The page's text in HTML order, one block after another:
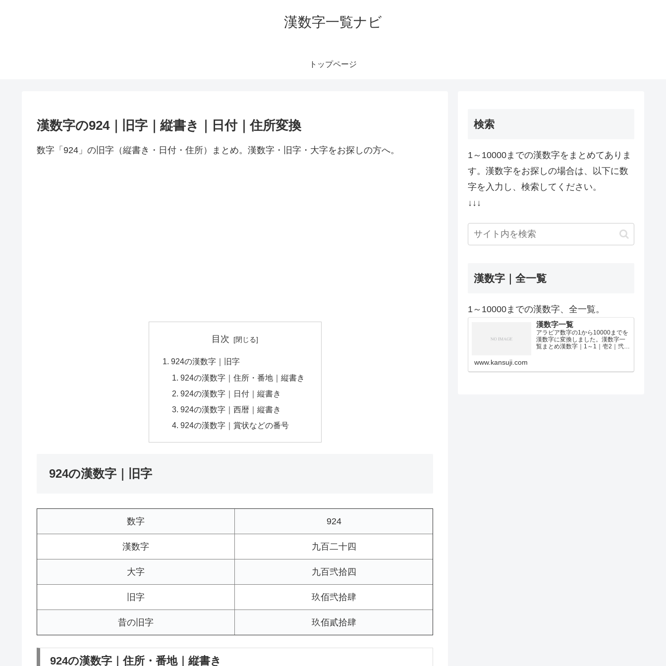
漢数字一覧ナビ
トップページ
漢数字の924｜旧字｜縦書き｜日付｜住所変換
数字「924」の旧字（縦書き・日付・住所）まとめ。漢数字・旧字・大字をお探しの方へ。
目次
924の漢数字｜旧字
924の漢数字｜住所・番地｜縦書き
924の漢数字｜日付｜縦書き
924の漢数字｜西暦｜縦書き
924の漢数字｜賞状などの番号
924の漢数字｜旧字
数字 924
漢数字 九百二十四
大字 九百弐拾四
旧字 玖佰弐拾肆
昔の旧字 玖佰貳拾肆
924の漢数字｜住所・番地｜縦書き
検索
1～10000までの漢数字をまとめてありま
す。漢数字をお探しの場合は、以下に数
字を入力し、検索してください。
↓↓↓
漢数字｜全一覧
1～10000までの漢数字、全一覧。
漢数字一覧
アラビア数字の1から10000までを
漢数字に変換しました。漢数字一
覧まとめ漢数字｜1～1｜壱2｜弐3
｜拾漆18｜拾捌19｜拾玖2…
www.kansuji.com